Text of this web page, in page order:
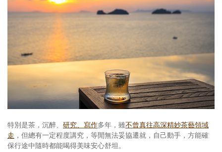
特別是茶，沉醉、 研究、寫作多年，雖不曾真往高深精妙茶藝領域
走 ，但總有一定程度講究，等閒無法妥協遷就，自己動手，方能確
保行途中隨時都能喝得美味安心舒坦。